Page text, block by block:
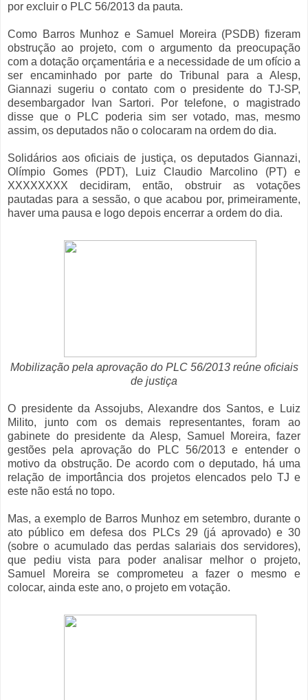
por excluir o PLC 56/2013 da pauta.
Como Barros Munhoz e Samuel Moreira (PSDB) fizeram
obstrução ao projeto, com o argumento da preocupação
com a dotação orçamentária e a necessidade de um ofício a
ser encaminhado por parte do Tribunal para a Alesp,
Giannazi sugeriu o contato com o presidente do TJ-SP,
desembargador Ivan Sartori. Por telefone, o magistrado
disse que o PLC poderia sim ser votado, mas, mesmo
assim, os deputados não o colocaram na ordem do dia.
Solidários aos oficiais de justiça, os deputados Giannazi,
Olímpio Gomes (PDT), Luiz Claudio Marcolino (PT) e
XXXXXXXX decidiram, então, obstruir as votações
pautadas para a sessão, o que acabou por, primeiramente,
haver uma pausa e logo depois encerrar a ordem do dia.
Mobilização pela aprovação do PLC 56/2013 reúne oficiais
de justiça
O presidente da Assojubs, Alexandre dos Santos, e Luiz
Milito, junto com os demais representantes, foram ao
gabinete do presidente da Alesp, Samuel Moreira, fazer
gestões pela aprovação do PLC 56/2013 e entender o
motivo da obstrução. De acordo com o deputado, há uma
relação de importância dos projetos elencados pelo TJ e
este não está no topo.
Mas, a exemplo de Barros Munhoz em setembro, durante o
ato público em defesa dos PLCs 29 (já aprovado) e 30
(sobre o acumulado das perdas salariais dos servidores),
que pediu vista para poder analisar melhor o projeto,
Samuel Moreira se comprometeu a fazer o mesmo e
colocar, ainda este ano, o projeto em votação.